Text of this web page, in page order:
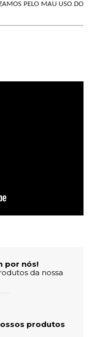
PELO MAU USO DO
por nós!
da nossa
produtos